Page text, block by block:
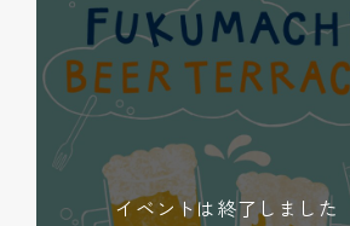
イベントは終了しました